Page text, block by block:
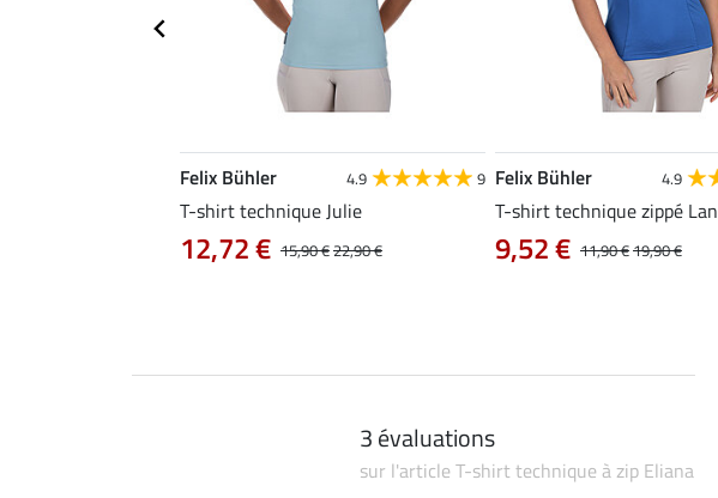
Felix Bühler 4.9 9
T-shirt technique Julie
15,90 €22,90 €
12,72 €
Felix Bühler 4.9
T-shirt technique zippé
11,90 €19,90 €
9,52 €
3 évaluations
sur l'article T-shirt technique à zip Eliana